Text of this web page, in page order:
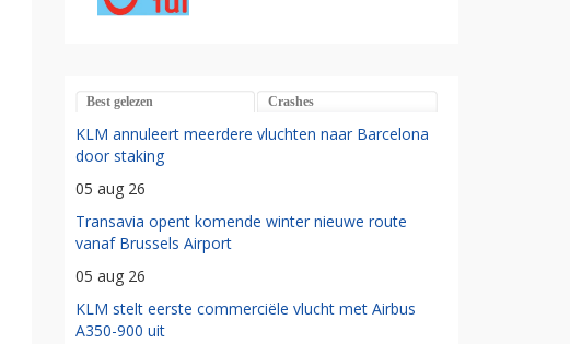
Best gelezen Crashes
KLM annuleert meerdere vluchten naar Barcelona
door staking
05 aug 26
Transavia opent komende winter nieuwe route
vanaf Brussels Airport
05 aug 26
KLM stelt eerste commerciële vlucht met Airbus
A350-900 uit